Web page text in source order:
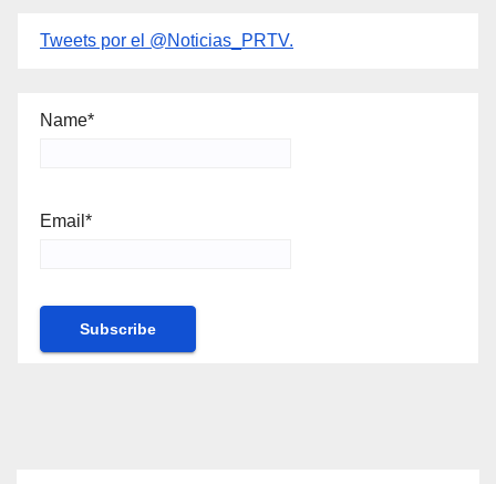
Tweets por el @Noticias_PRTV.
Name*
Email*